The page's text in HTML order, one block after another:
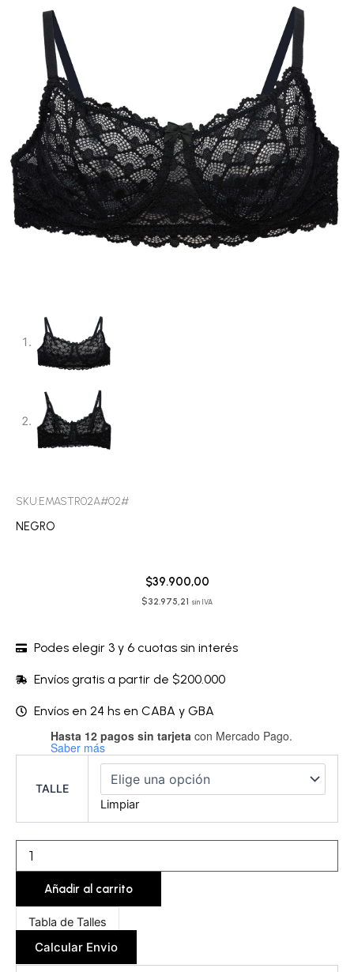
SKU:EMASTR02A#02#
NEGRO
$39.900,00
$32.975,21 sin IVA
Podes elegir 3 y 6 cuotas sin interés
Envíos gratis a partir de $200.000
Envíos en 24 hs en CABA y GBA
Hasta 12 pagos sin tarjeta con Mercado Pago.
Saber más
TALLE
Limpiar
Corpiño
con
Añadir al carrito
Tabla de Talles
Calcular Envio